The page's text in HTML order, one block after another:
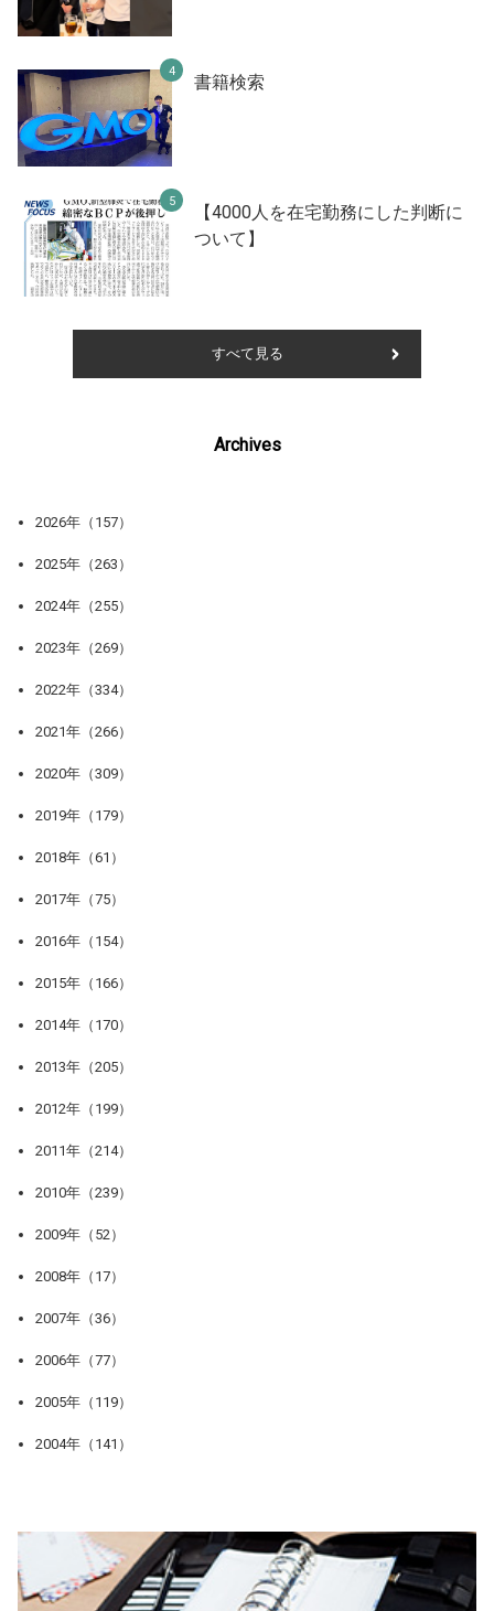
書籍検索
【4000人を在宅勤務にした判断に
ついて】
すべて見る
Archives
2026年（157）
2025年（263）
2024年（255）
2023年（269）
2022年（334）
2021年（266）
2020年（309）
2019年（179）
2018年（61）
2017年（75）
2016年（154）
2015年（166）
2014年（170）
2013年（205）
2012年（199）
2011年（214）
2010年（239）
2009年（52）
2008年（17）
2007年（36）
2006年（77）
2005年（119）
2004年（141）